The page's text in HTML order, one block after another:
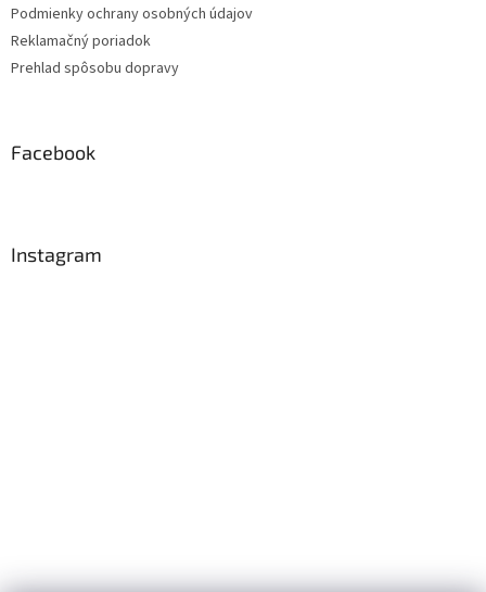
Podmienky ochrany osobných údajov
Reklamačný poriadok
Prehlad spôsobu dopravy
Facebook
Instagram